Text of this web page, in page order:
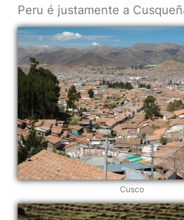
Peru é justamente a
Cusco